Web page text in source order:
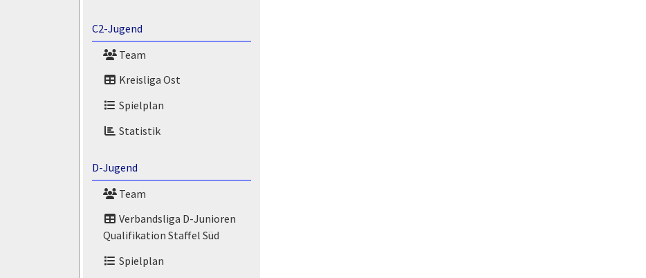
C2-Jugend
Team
Kreisliga Ost
Spielplan
Statistik
D-Jugend
Team
Verbandsliga D-Junioren
Qualifikation Staffel Süd
Spielplan